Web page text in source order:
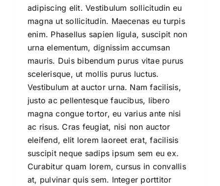
adipiscing elit. Vestibulum sollicitudin eu
magna ut sollicitudin. Maecenas eu turpis
enim. Phasellus sapien ligula, suscipit non
urna elementum, dignissim accumsan
mauris. Duis bibendum purus vitae purus
scelerisque, ut mollis purus luctus.
Vestibulum at auctor urna. Nam facilisis,
justo ac pellentesque faucibus, libero
magna congue tortor, eu varius ante nisi
ac risus. Cras feugiat, nisi non auctor
eleifend, elit lorem laoreet erat, facilisis
suscipit neque sadips ipsum sem eu ex.
Curabitur quam lorem, cursus in convallis
at, pulvinar quis sem. Integer porttitor